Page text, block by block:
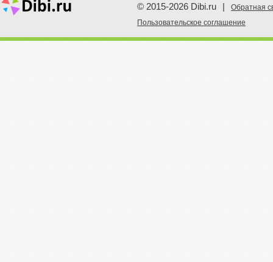
© 2015-2026 Dibi.ru
Обратная
Пoльзовательское соглашение